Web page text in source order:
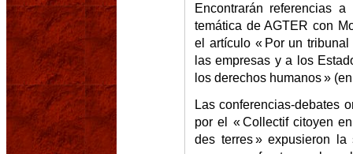
Encontrarán referencias
temática de AGTER con
el artículo « Por un
las empresas y a los
los derechos humanos »
Las conferencias-debates
por el « Collectif citoyen
des terres » expusieron